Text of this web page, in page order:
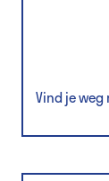
Vind je weg